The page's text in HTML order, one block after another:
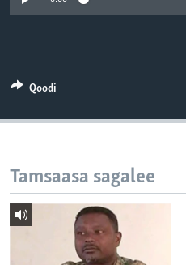
Qoodi
Tamsaasa sagalee